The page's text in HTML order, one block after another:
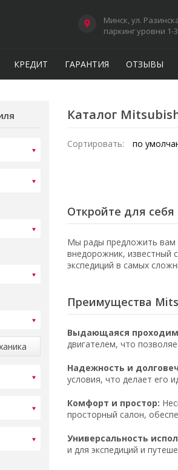
Минск, ул.
паркинг уровни 1-3
КРЕДИТ ГАРАНТИЯ ОТЗЫВЫ
Каталог
Сортировать:
Откройте для
Мы рады предложить вам
внедорожник, известный
экспедиций в самых
Преимущества
Выдающаяся
двигателем, что
Надежность и
условия, что делает его
Комфорт и простор:
просторный салон,
Универсальность
и для экспедиций и